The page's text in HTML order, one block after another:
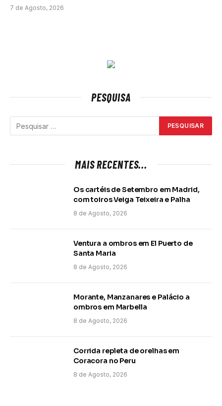
7 de Agosto, 2026
PESQUISA
MAIS RECENTES...
Os cartéis de Setembro em Madrid,
com toiros Veiga Teixeira e Palha
8 de Agosto, 2026
Ventura a ombros em El Puerto de
Santa Maria
8 de Agosto, 2026
Morante, Manzanares e Palácio a
ombros em Marbella
8 de Agosto, 2026
Corrida repleta de orelhas em
Coracora no Peru
8 de Agosto, 2026